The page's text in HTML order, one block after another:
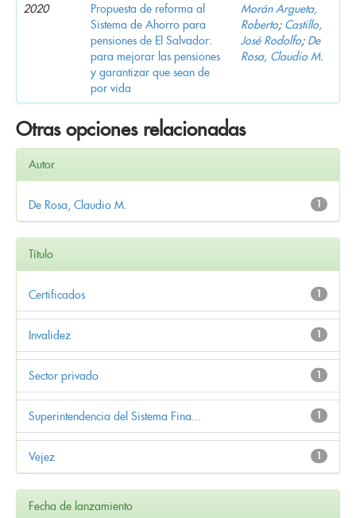
2020
Propuesta de reforma al
Sistema de Ahorro para
pensiones de El Salvador:
para mejorar las pensiones
y garantizar que sean de
por vida
Morán Argueta,
Roberto; Castillo,
José Rodolfo; De
Rosa, Claudio M.
Otras opciones relacionadas
Autor
1
De Rosa, Claudio M.
Título
1
Certificados
1
Invalidez
1
Sector privado
1
Superintendencia del Sistema Fina...
1
Vejez
Fecha de lanzamiento